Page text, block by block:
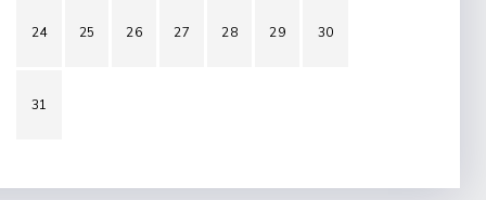
24 25 26 27 28 29 30
31